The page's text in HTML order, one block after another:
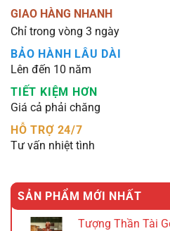
GIAO HÀNG NHANH
Chỉ trong vòng 3 ngày
BẢO HÀNH LÂU DÀI
Lên đến 10 năm
TIẾT KIỆM HƠN
Giá cả phải chăng
HỖ TRỢ 24/7
Tư vấn nhiệt tình
SẢN PHẨM MỚI NHẤT
Tượng Thần Tài